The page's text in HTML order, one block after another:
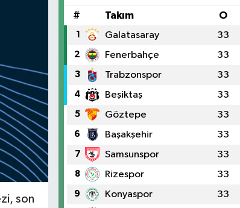
son
# Takım O
1 Galatasaray 33
2 Fenerbahçe 33
3 Trabzonspor 33
4 Beşiktaş 33
5 Göztepe 33
6 Başakşehir 33
7 Samsunspor 33
8 Rizespor 33
9 Konyaspor 33